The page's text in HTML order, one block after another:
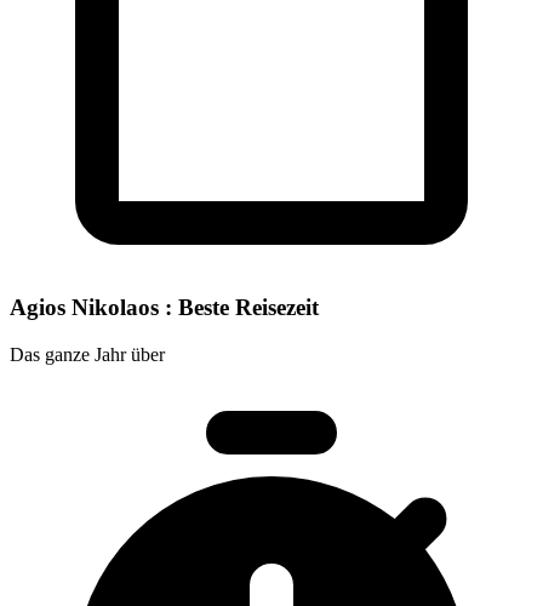
Agios Nikolaos : Beste Reisezeit
Das ganze Jahr über